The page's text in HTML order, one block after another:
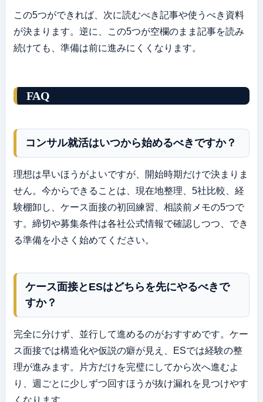
この5つができれば、次に読むべき記事や使うべき資料
が決まります。逆に、この5つが空欄のまま記事を読み
続けても、準備は前に進みにくくなります。
FAQ
コンサル就活はいつから始めるべきですか？
理想は早いほうがよいですが、開始時期だけで決まりま
せん。今からできることは、現在地整理、5社比較、経
験棚卸し、ケース面接の初回練習、相談前メモの5つで
す。締切や募集条件は各社公式情報で確認しつつ、でき
る準備を小さく始めてください。
ケース面接とESはどちらを先にやるべきで
すか？
完全に分けず、並行して進めるのがおすすめです。ケー
ス面接では構造化や仮説の癖が見え、ESでは経験の整
理が進みます。片方だけを完璧にしてから次へ進むよ
り、週ごとに少しずつ回すほうが抜け漏れを見つけやす
くなります。